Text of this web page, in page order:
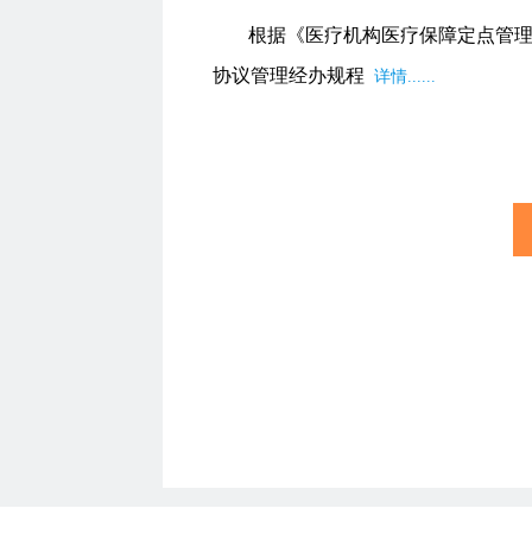
根据《医疗机构医疗保障定点管
协议管理经办规程 详情......